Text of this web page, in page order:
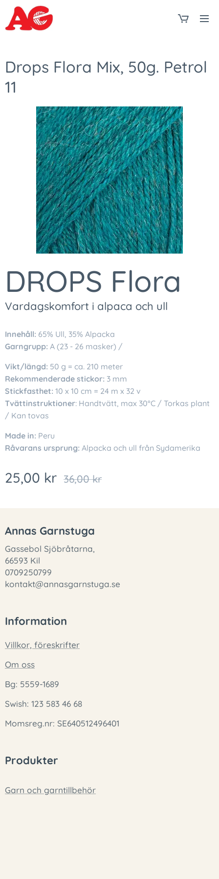
Drops Flora Mix, 50g. Petrol
11
DROPS Flora
Vardagskomfort i alpaca och ull
Innehåll: 65% Ull, 35% Alpacka
Garngrupp: A (23 - 26 masker) /
Vikt/längd: 50 g = ca. 210 meter
Rekommenderade stickor: 3 mm
Stickfasthet: 10 x 10 cm = 24 m x 32 v
Tvättinstruktioner: Handtvätt, max 30°C / Torkas plant
/ Kan tovas
Made in: Peru
Råvarans ursprung: Alpacka och ull från Sydamerika
25,00 kr 36,00kr
Annas Garnstuga
Gassebol Sjöbråtarna,
66593 Kil
0709250799
kontakt@annasgarnstuga.se
Information
Villkor, föreskrifter
Om oss
Bg: 5559-1689
Swish: 123 583 46 68
Momsreg.nr: SE640512496401
Produkter
Garn och garntillbehör